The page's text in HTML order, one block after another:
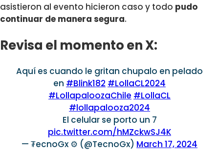
asistieron al evento hicieron caso y todo pudo
continuar de manera segura.
Revisa el momento en X:
Aquí es cuando le gritan chupalo en pelado
en #Blink182 #LollaCL2024
#LollapaloozaChile #LollaCL
#lollapalooza2024
El celular se porto un 7
pic.twitter.com/hMZckwSJ4K
— ₮ecnoGx ⚙️ (@TecnoGx) March 17, 2024